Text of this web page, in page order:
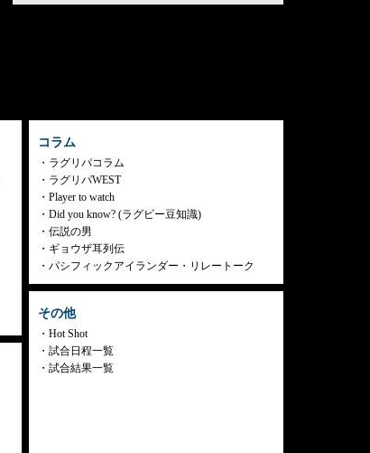
コラム
ラグリパコラム
ラグリパWEST
Player to watch
Did you know? (ラグビー豆知識)
伝説の男
ギョウザ耳列伝
パシフィックアイランダー・リレートーク
その他
Hot Shot
試合日程一覧
試合結果一覧